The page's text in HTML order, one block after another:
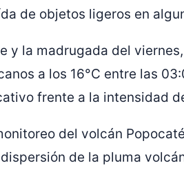
de objetos ligeros en
y la madrugada del
a los 16°C entre las
frente a la intensidad
del volcán
de la pluma